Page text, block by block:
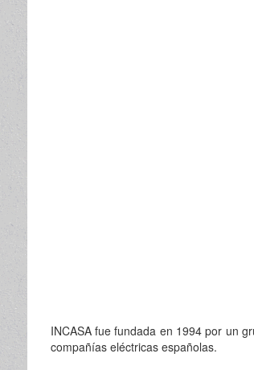
INCASA fue fundada en 1994 por un
compañías eléctricas españolas.